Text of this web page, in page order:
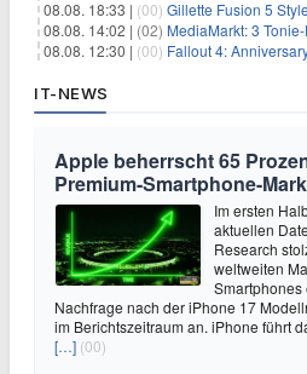
08.08. 18:33 | (00) Gillette Fusion 5 Styler
08.08. 14:02 | (02) MediaMarkt: 3
08.08. 12:30 | (00) Fallout 4:
IT-NEWS
Apple beherrscht 65
Premium-Smartphone-
Im ersten
aktuellen
Research
weltweiten
Smartphones
Nachfrage nach der iPhone 17
im Berichtszeitraum an. iPhone führt
[…] (00)